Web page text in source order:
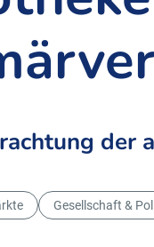
der
Gesellschaft &